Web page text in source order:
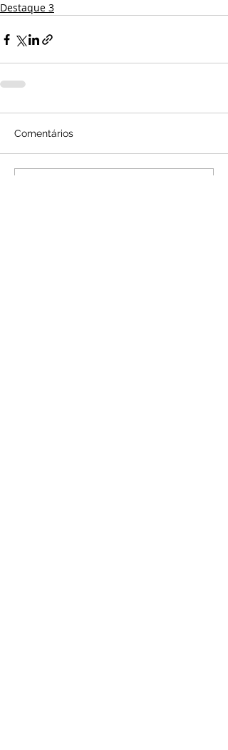
Destaque 3
Comentários